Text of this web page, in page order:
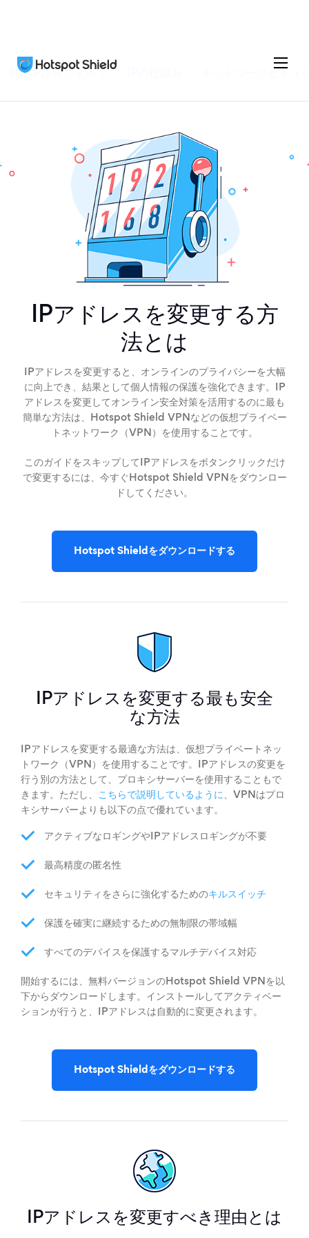
私のIPは何ですか？
IPアドレスを変更する方
法とは
IPアドレスを変更すると、オンラインのプライバシーを大幅
に向上でき、結果として個人情報の保護を強化できます。IP
アドレスを変更してオンライン安全対策を活用するのに最も
簡単な方法は、Hotspot Shield VPNなどの仮想プライベー
トネットワーク（VPN）を使用することです。
このガイドをスキップしてIPアドレスをボタンクリックだけ
で変更するには、今すぐHotspot Shield VPNをダウンロー
ドしてください。
Hotspot Shieldをダウンロードする
IPアドレスを変更する最も安全
な方法
IPアドレスを変更する最適な方法は、仮想プライベートネッ
トワーク（VPN）を使用することです。IPアドレスの変更を
行う別の方法として、プロキシサーバーを使用することもで
きます。ただし、 こちらで説明しているように 、VPNはプロ
キシサーバーよりも以下の点で優れています。
アクティブなロギングやIPアドレスロギングが不要
最高精度の匿名性
セキュリティをさらに強化するためのキルスイッチ
保護を確実に継続するための無制限の帯域幅
すべてのデバイスを保護するマルチデバイス対応
開始するには、無料バージョンのHotspot Shield VPNを以
下からダウンロードします。インストールしてアクティベー
ションが行うと、IPアドレスは自動的に変更されます。
Hotspot Shieldをダウンロードする
IPアドレスを変更すべき理由とは